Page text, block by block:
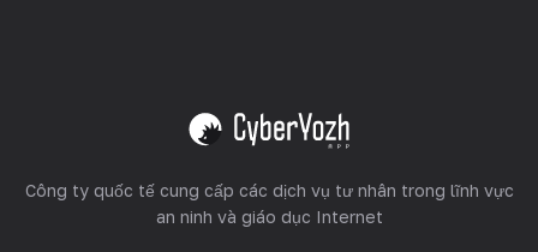
Xem tất cả
Công ty quốc tế cung cấp các dịch vụ tư nhân trong lĩnh vực
an ninh và giáo dục Internet